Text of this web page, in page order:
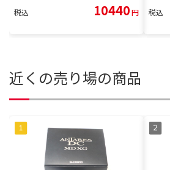
税込 10440円 税込
近くの売り場の商品